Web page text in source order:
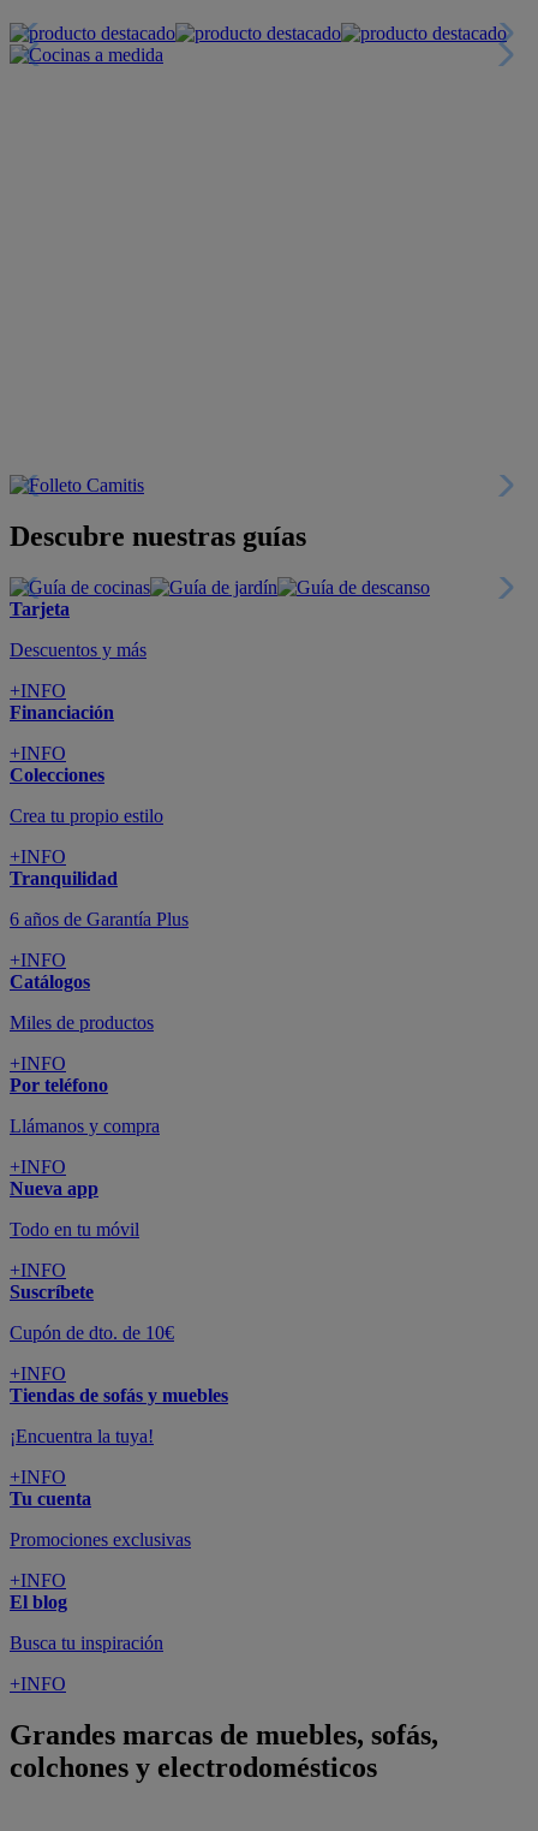
Descubre nuestras guías
Tarjeta
Descuentos y más
+INFO
Financiación
+INFO
Colecciones
Crea tu propio estilo
+INFO
Tranquilidad
6 años de Garantía Plus
+INFO
Catálogos
Miles de productos
+INFO
Por teléfono
Llámanos y compra
+INFO
Nueva app
Todo en tu móvil
+INFO
Suscríbete
Cupón de dto. de 10€
+INFO
Tiendas de sofás y muebles
¡Encuentra la tuya!
+INFO
Tu cuenta
Promociones exclusivas
+INFO
El blog
Busca tu inspiración
+INFO
Grandes marcas de muebles, sofás,
colchones y electrodomésticos